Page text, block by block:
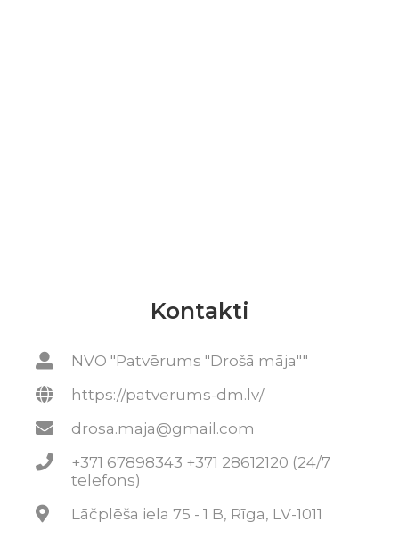
Kontakti
NVO "Patvērums "Drošā māja""
https://patverums-dm.lv/
drosa.maja@gmail.com
+371 67898343 +371 28612120 (24/7
telefons)
Lāčplēša iela 75 - 1 B, Rīga, LV-1011